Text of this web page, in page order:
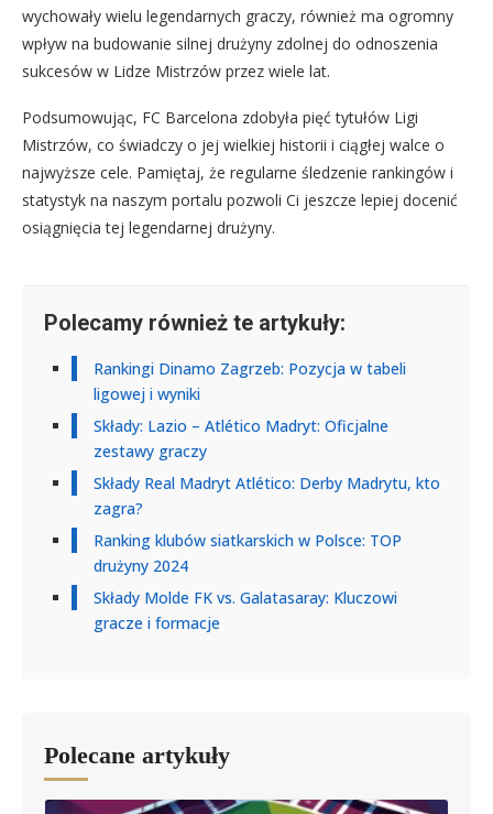
wychowały wielu legendarnych graczy, również ma ogromny
wpływ na budowanie silnej drużyny zdolnej do odnoszenia
sukcesów w Lidze Mistrzów przez wiele lat.
Podsumowując, FC Barcelona zdobyła pięć tytułów Ligi
Mistrzów, co świadczy o jej wielkiej historii i ciągłej walce o
najwyższe cele. Pamiętaj, że regularne śledzenie rankingów i
statystyk na naszym portalu pozwoli Ci jeszcze lepiej docenić
osiągnięcia tej legendarnej drużyny.
Polecamy również te artykuły:
Rankingi Dinamo Zagrzeb: Pozycja w tabeli
ligowej i wyniki
Składy: Lazio – Atlético Madryt: Oficjalne
zestawy graczy
Składy Real Madryt Atlético: Derby Madrytu, kto
zagra?
Ranking klubów siatkarskich w Polsce: TOP
drużyny 2024
Składy Molde FK vs. Galatasaray: Kluczowi
gracze i formacje
Polecane artykuły